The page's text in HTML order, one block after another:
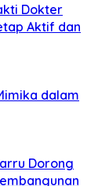
Dokter
Aktif dan
dalam
Dorong